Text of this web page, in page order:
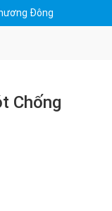
Đông
Chống